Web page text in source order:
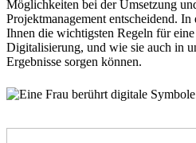
Möglichkeiten bei der Umsetzung
Projektmanagement entscheidend.
Ihnen die wichtigsten Regeln für
Digitalisierung, und wie sie auch in
Ergebnisse sorgen können.